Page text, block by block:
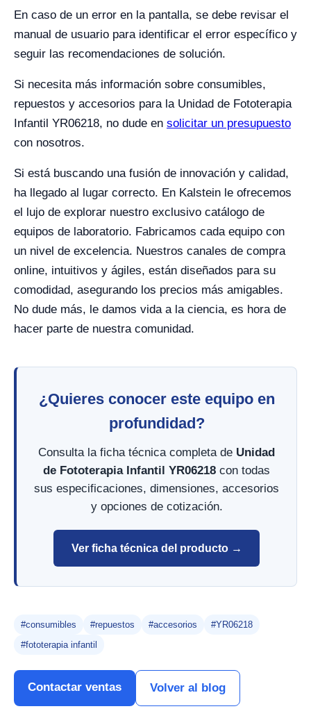
En caso de un error en la pantalla, se debe revisar el
manual de usuario para identificar el error específico y
seguir las recomendaciones de solución.
Si necesita más información sobre consumibles,
repuestos y accesorios para la Unidad de Fototerapia
Infantil YR06218, no dude en solicitar un presupuesto
con nosotros.
Si está buscando una fusión de innovación y calidad,
ha llegado al lugar correcto. En Kalstein le ofrecemos
el lujo de explorar nuestro exclusivo catálogo de
equipos de laboratorio. Fabricamos cada equipo con
un nivel de excelencia. Nuestros canales de compra
online, intuitivos y ágiles, están diseñados para su
comodidad, asegurando los precios más amigables.
No dude más, le damos vida a la ciencia, es hora de
hacer parte de nuestra comunidad.
¿Quieres conocer este equipo en
profundidad?
Consulta la ficha técnica completa de Unidad
de Fototerapia Infantil YR06218 con todas
sus especificaciones, dimensiones, accesorios
y opciones de cotización.
Ver ficha técnica del producto →
#consumibles #repuestos #accesorios
#YR06218
#fototerapia infantil
Contactar ventas Volver al blog